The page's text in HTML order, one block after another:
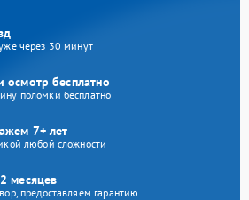
через 30 минут
осмотр бесплатно
поломки бесплатно
7+ лет
любой сложности
месяцев
предоставляем гарантию